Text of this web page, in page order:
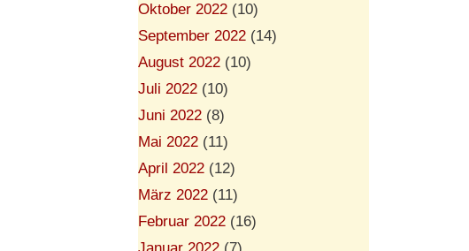
Oktober 2022 (10)
September 2022 (14)
August 2022 (10)
Juli 2022 (10)
Juni 2022 (8)
Mai 2022 (11)
April 2022 (12)
März 2022 (11)
Februar 2022 (16)